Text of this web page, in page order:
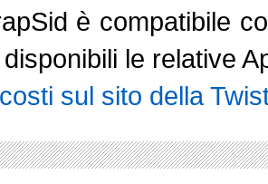
è compatibile
sul sito della